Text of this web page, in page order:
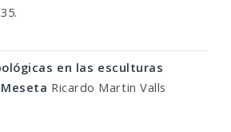
en las esculturas
Ricardo Martin Valls